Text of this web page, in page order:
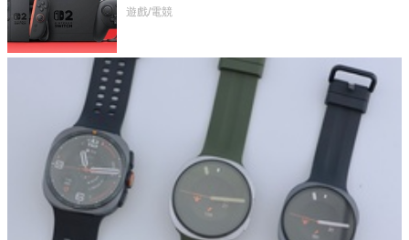
戲卡的選擇
遊戲/電競